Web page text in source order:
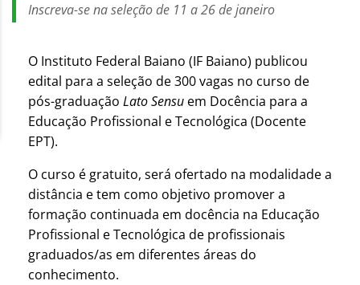
Inscreva-se na seleção de 11 a 26 de janeiro
O Instituto Federal Baiano (IF Baiano) publicou
edital para a seleção de 300 vagas no curso de
pós-graduação LatoSensu em Docência para a
Educação Profissional e Tecnológica (Docente
EPT).
O curso é gratuito, será ofertado na modalidade a
distância e tem como objetivo promover a
formação continuada em docência na Educação
Profissional e Tecnológica de profissionais
graduados/as em diferentes áreas do
conhecimento.